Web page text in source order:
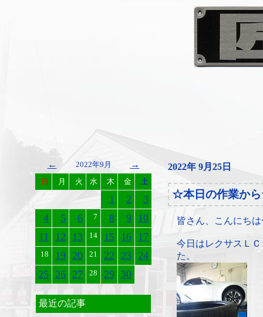
← 2022年9月 →
日 月 火 水 木 金 土
1 2
3
4
5 6 7 8 9 10
11
12 13 14 15 16 17
18 19 20 21 22 23 24
25 26 27 28 29 30
最近の記事
2022年 9月25日
☆本日の作業か
皆さん、こんにちは
今日はレクサスＬ
た。